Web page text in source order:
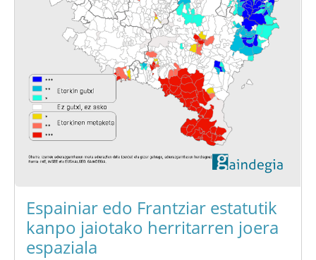
Espainiar edo Frantziar estatutik
kanpo jaiotako herritarren joera
espaziala